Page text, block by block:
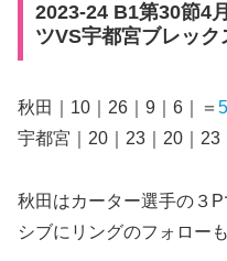
2023-24 B1第30節4
ツVS宇都宮ブレック
秋田｜10｜26｜9｜6｜＝
宇都宮｜20｜23｜20｜23
秋田はカーター選手の３
シブにリングのフォロー